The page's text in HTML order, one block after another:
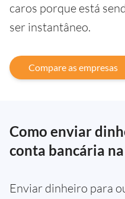
caros porque está
ser instantâneo.
Compare as empresas
Como enviar
conta bancária
Enviar dinheiro para